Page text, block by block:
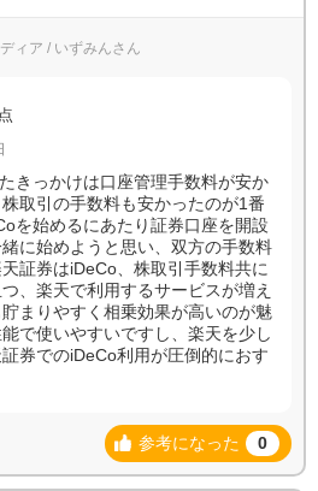
ィア / いずみんさん
点
きっかけは口座管理手数料が安か
取引の手数料も安かったのが1番
を始めるにあたり証券口座を開設
に始めようと思い、双方の手数料
証券はiDeCo、株取引手数料共に
、楽天で利用するサービスが増え
まりやすく相乗効果が高いのが魅
で使いやすいですし、楽天を少し
券でのiDeCo利用が圧倒的におす
参考になった 0